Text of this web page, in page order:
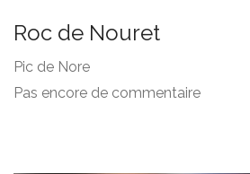
Roc de Nouret
Pic de Nore
Pas encore de commentaire